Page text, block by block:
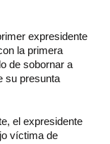
expresidente
la primera
de sobornar a
su presunta
el expresidente
víctima de